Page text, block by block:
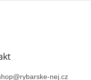
@rybarske-nej.cz